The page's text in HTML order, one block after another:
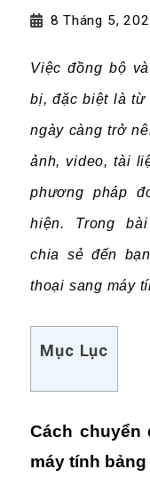
8 Tháng 5,
Việc đồng bộ
bị, đặc biệt là từ
ngày càng trở
ảnh, video, tài
phương pháp
hiện. Trong
chia sẻ đến
thoại sang máy
Mục Lục
Cách chuyển
máy tính